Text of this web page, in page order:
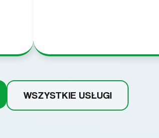
WSZYSTKIE USŁUGI